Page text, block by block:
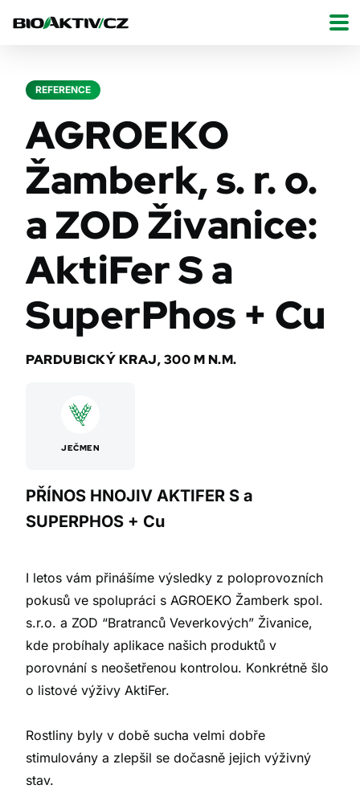
REFERENCE
AGROEKO
Žamberk, s. r. o.
a ZOD Živanice:
AktiFer S a
SuperPhos + Cu
PARDUBICKÝ KRAJ, 300 M N.M.
JEČMEN
PŘÍNOS HNOJIV AKTIFER S a
SUPERPHOS + Cu
I letos vám přinášíme výsledky z poloprovozních
pokusů ve spolupráci s AGROEKO Žamberk spol.
s.r.o. a ZOD “Bratranců Veverkových” Živanice,
kde probíhaly aplikace našich produktů v
porovnání s neošetřenou kontrolou. Konkrétně šlo
o listové výživy AktiFer.
Rostliny byly v době sucha velmi dobře
stimulovány a zlepšil se dočasně jejich výživný
stav.